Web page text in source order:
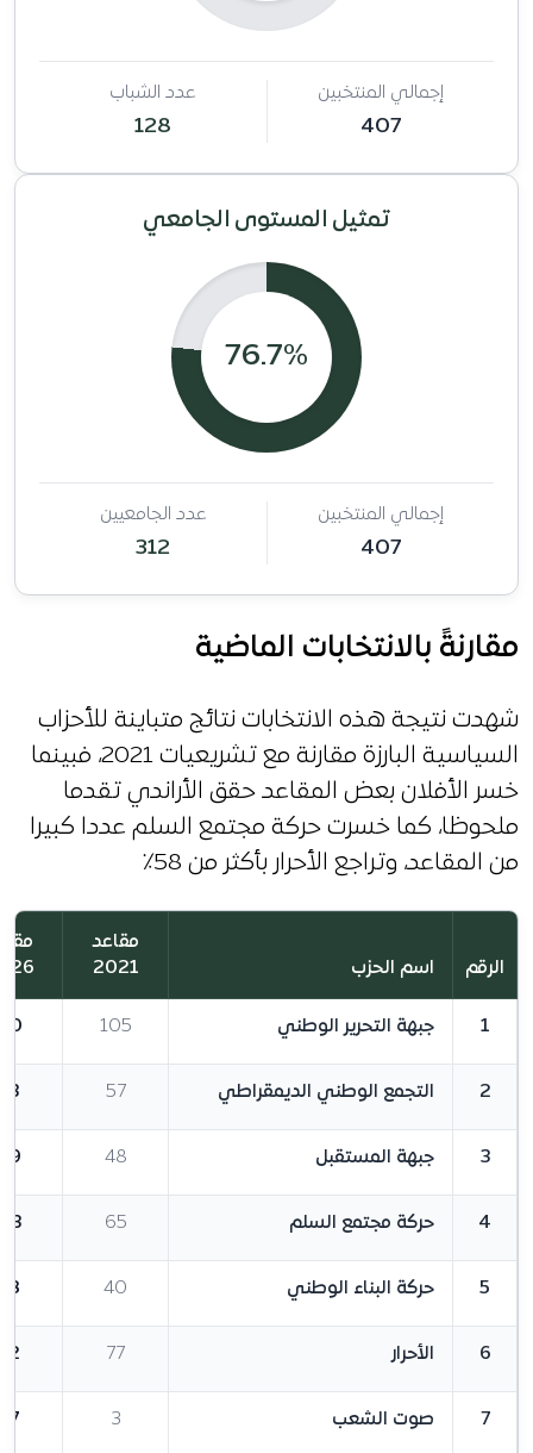
إجمالي المنتخبين
407
عدد الشباب
128
تمثيل المستوى الجامعي
76.7%
إجمالي المنتخبين
407
عدد الجامعيين
312
مقارنةً بالانتخابات الماضية
شهدت نتيجة هذه الانتخابات نتائج متباينة للأحزاب
السياسية البارزة مقارنة مع تشريعيات 2021، فبينما
خسر الأفلان بعض المقاعد حقق الأراندي تقدما
ملحوظا، كما خسرت حركة مجتمع السلم عددا كبيرا
من المقاعد، وتراجع الأحرار بأكثر من 58٪
الرقم اسم الحزب
مقاعد
2021
1 جبهة التحرير الوطني 105
2 التجمع الوطني الديمقراطي 57
73
3 جبهة المستقبل 48
4 حركة مجتمع السلم 65
5 حركة البناء الوطني 40
38
6 الأحرار 77
32
7 صوت الشعب 3
17